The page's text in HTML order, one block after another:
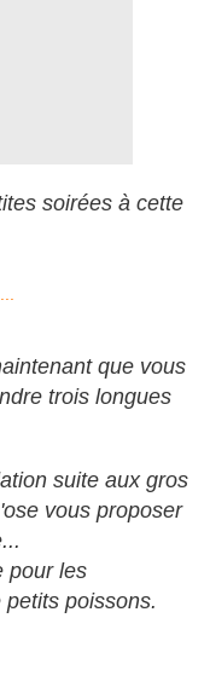
soirées à cette
que vous
trois longues
suite aux gros
vous proposer
pour les
poissons.